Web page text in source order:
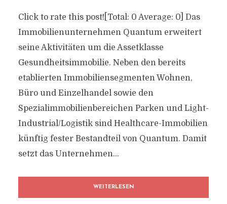
Click to rate this post![Total: 0 Average: 0] Das
Immobilienunternehmen Quantum erweitert
seine Aktivitäten um die Assetklasse
Gesundheitsimmobilie. Neben den bereits
etablierten Immobiliensegmenten Wohnen,
Büro und Einzelhandel sowie den
Spezialimmobilienbereichen Parken und Light-
Industrial/Logistik sind Healthcare-Immobilien
künftig fester Bestandteil von Quantum. Damit
setzt das Unternehmen...
WEITERLESEN